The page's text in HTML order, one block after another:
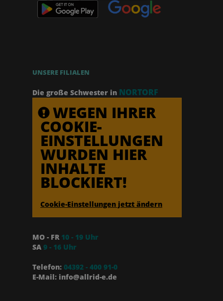
UNSERE FILIALEN
Die große Schwester in NORTORF
WEGEN IHRER
COOKIE-
EINSTELLUNGEN
WURDEN HIER
INHALTE
BLOCKIERT!
Cookie-Einstellungen jetzt ändern
MO - FR 10 - 19 Uhr
SA 9 - 16 Uhr
Telefon: 04392 - 400 91-0
E-Mail: info@allrid-e.de